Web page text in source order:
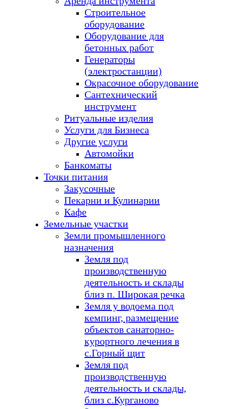
Строительное
оборудование
Оборудование для
бетонных работ
Генераторы
(электростанции)
Окрасочное оборудование
Сантехнический
инструмент
Ритуальные изделия
Услуги для Бизнеса
Другие услуги
Автомойки
Банкоматы
Точки питания
Закусочные
Пекарни и Кулинарии
Кафе
Земельные участки
Земли промышленного
назначения
Земля под
производственную
деятельность и склады
близ п. Широкая речка
Земля у водоема под
кемпинг, размещение
объектов санаторно-
курортного лечения в
с.Горный щит
Земля под
производственную
деятельность и склады,
близ с.Курганово